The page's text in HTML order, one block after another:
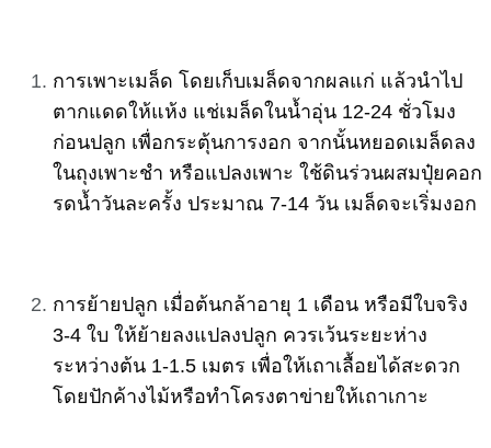
การเพาะเมล็ด โดยเก็บเมล็ดจากผลแก่ แล้วนำไป
ตากแดดให้แห้ง แช่เมล็ดในน้ำอุ่น 12-24 ชั่วโมง
ก่อนปลูก เพื่อกระตุ้นการงอก จากนั้นหยอดเมล็ดลง
ในถุงเพาะชำ หรือแปลงเพาะ ใช้ดินร่วนผสมปุ๋ยคอก
รดน้ำวันละครั้ง ประมาณ 7-14 วัน เมล็ดจะเริ่มงอก
การย้ายปลูก เมื่อต้นกล้าอายุ 1 เดือน หรือมีใบจริง
3-4 ใบ ให้ย้ายลงแปลงปลูก ควรเว้นระยะห่าง
ระหว่างต้น 1-1.5 เมตร เพื่อให้เถาเลื้อยได้สะดวก
โดยปักค้างไม้หรือทำโครงตาข่ายให้เถาเกาะ